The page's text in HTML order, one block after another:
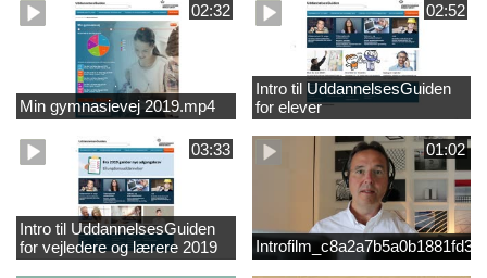
02:32
Min gymnasievej 2019.mp4
02:52
Intro til UddannelsesGuiden
for elever
03:33
Intro til UddannelsesGuiden
for vejledere og lærere 2019
01:02